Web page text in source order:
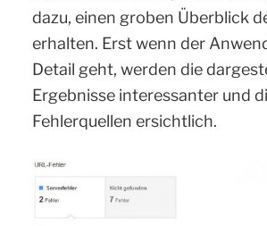
dazu, einen groben Überblick
erhalten. Erst wenn der
Detail geht, werden die
Ergebnisse interessanter und
Fehlerquellen ersichtlich.